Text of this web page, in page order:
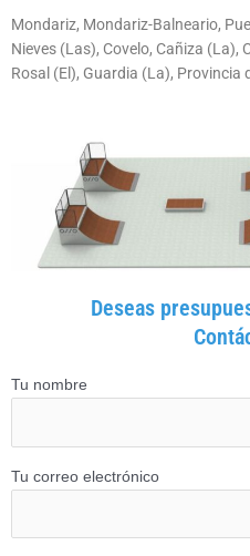
Mondariz, Mondariz-Balneario,
Nieves (Las), Covelo, Cañiza (La),
Rosal (El), Guardia (La), Provincia
Deseas
Tu nombre
Tu correo electrónico